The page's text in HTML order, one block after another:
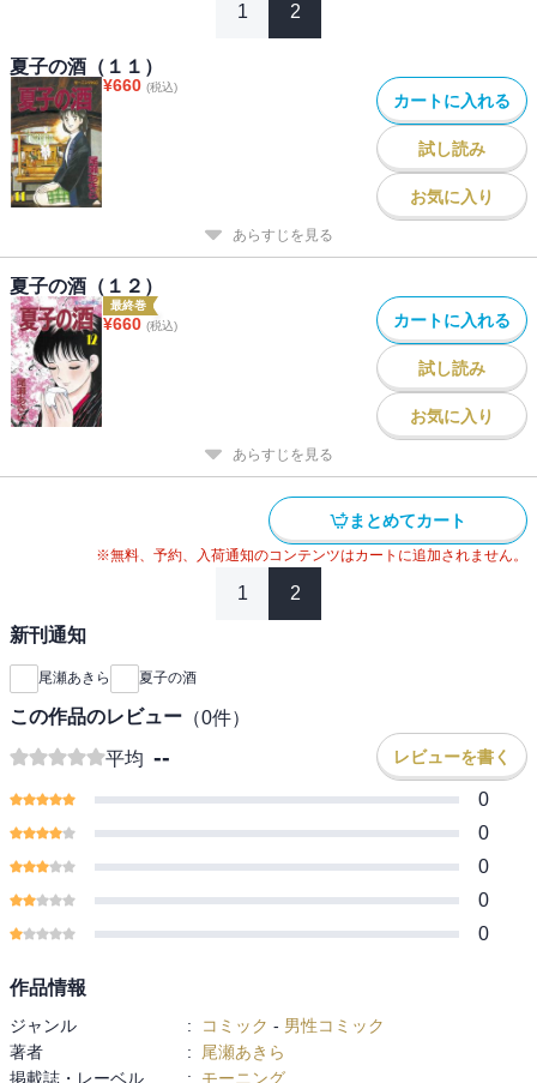
1 2
夏子の酒（１１）
¥660 (税込)
カートに入れる
試し読み
お気に入り
あらすじを見る
夏子の酒（１２）
最終巻
¥660 (税込) カートに入れる
試し読み
お気に入り
あらすじを見る
まとめてカート
※無料、予約、入荷通知のコンテンツはカートに追加されません。
1 2
新刊通知
尾瀬あきら 夏子の酒
この作品のレビュー （0件）
平均 -- レビューを書く
0
0
0
0
0
作品情報
ジャンル : コミック - 男性コミック
著者
:
尾瀬あきら
掲載誌・レーベル
: モーニング